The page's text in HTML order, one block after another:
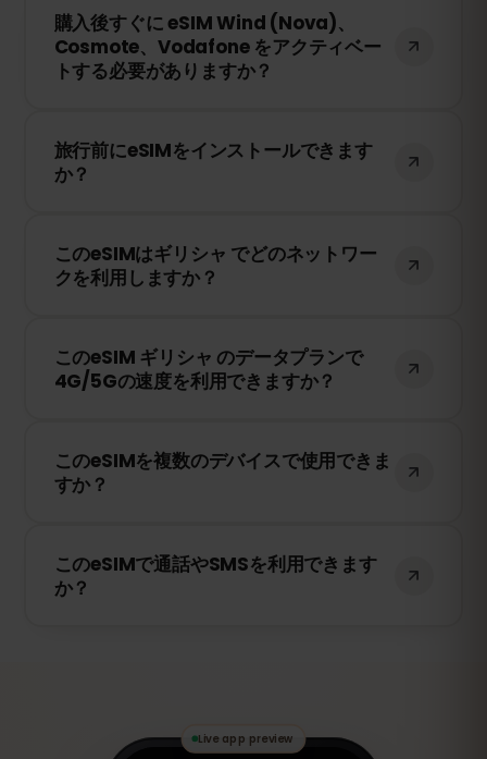
トフォンのeSIM設定でQRコードをスキャ
ンするだけで、すぐに利用できます！物理
SIMカードの交換は不要です。
購入後すぐに eSIM Wind (Nova)、
Cosmote、Vodafone をアクティベー
トする必要がありますか？
ます。ただし、Wind (Nova)、Cosmote、
Vodafone のネットワークに接続したとき
旅行前にeSIMをインストールできます
か？
とをおすすめします。ただし、ギリシャ に
到着するまでネットワークに接続しないよ
このeSIMはギリシャ でどのネットワー
クを利用しますか？
ネットワークに接続します。例えば、Wind
(Nova)、Cosmote、Vodafone などが含
このeSIM ギリシャ のデータプランで
4G/5Gの速度を利用できますか？
を提供し、ギリシャ で5Gが利用可能な場
合は5Gにも対応しています。快適なインタ
このeSIMを複数のデバイスで使用できま
すか？
と、1台のデバイスにのみ紐付けられます。
スマートフォンを変更する場合は、新しい
このeSIMで通話やSMSを利用できます
か？